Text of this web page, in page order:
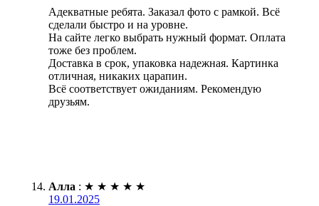
Адекватные ребята. Заказал фото с рамкой. Всё
сделали быстро и на уровне.
На сайте легко выбрать нужный формат. Оплата
тоже без проблем.
Доставка в срок, упаковка надежная. Картинка
отличная, никаких царапин.
Всё соответствует ожиданиям. Рекомендую
друзьям.
Алла : ★ ★ ★ ★ ★
19.01.2025